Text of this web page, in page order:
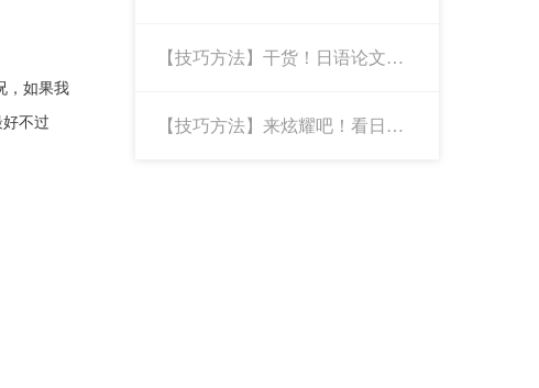
，如果我
不过
【技巧方法】干货！日语论文的
【技巧方法】来炫耀吧！看日剧